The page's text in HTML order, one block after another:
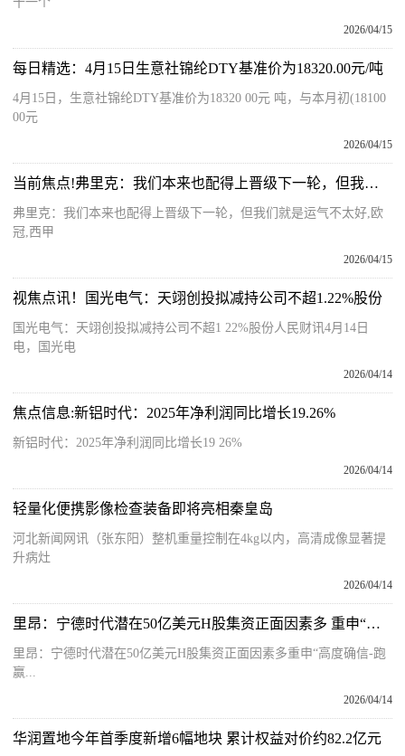
2026/04/15
每日精选：4月15日生意社锦纶DTY基准价为18320.00元/吨
4月15日，生意社锦纶DTY基准价为18320 00元 吨，与本月初(18100
00元
2026/04/15
当前焦点!弗里克：我们本来也配得上晋级下一轮，但我们就是运气不太好
弗里克：我们本来也配得上晋级下一轮，但我们就是运气不太好,欧
冠,西甲
2026/04/15
视焦点讯！国光电气：天翊创投拟减持公司不超1.22%股份
国光电气：天翊创投拟减持公司不超1 22%股份人民财讯4月14日
电，国光电
2026/04/14
焦点信息:新铝时代：2025年净利润同比增长19.26%
新铝时代：2025年净利润同比增长19 26%
2026/04/14
轻量化便携影像检查装备即将亮相秦皇岛
河北新闻网讯（张东阳）整机重量控制在4kg以内，高清成像显著提
升病灶
2026/04/14
里昂：宁德时代潜在50亿美元H股集资正面因素多 重申“高度确信-跑赢大市”评级
里昂：宁德时代潜在50亿美元H股集资正面因素多重申“高度确信-跑
赢...
2026/04/14
华润置地今年首季度新增6幅地块 累计权益对价约82.2亿元